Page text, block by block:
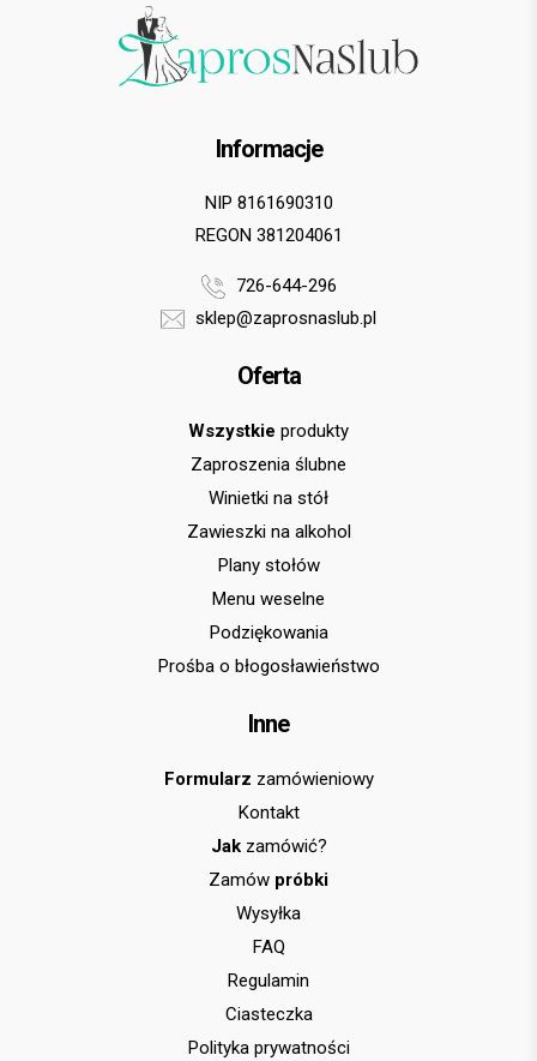
Informacje
NIP 8161690310
REGON 381204061
726-644-296
sklep@zaprosnaslub.pl
Oferta
Wszystkie produkty
Zaproszenia ślubne
Winietki na stół
Zawieszki na alkohol
Plany stołów
Menu weselne
Podziękowania
Prośba o błogosławieństwo
Inne
Formularz zamówieniowy
Kontakt
Jakzamówić?
Zamów próbki
Wysyłka
FAQ
Regulamin
Ciasteczka
Polityka prywatności